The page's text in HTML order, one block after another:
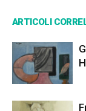
ARTICOLI